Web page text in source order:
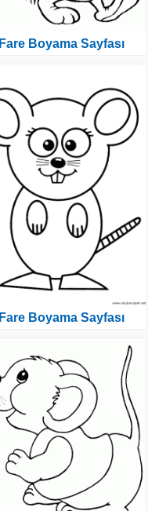
Fare Boyama Sayfası
Fare Boyama Sayfası